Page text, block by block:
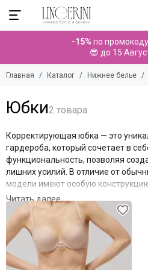
Нижнее белье
Смотреть все товары
Женское нижнее белье
Мужское нижнее белье
Корректирующее белье
Смотреть все товары
Боди
Шорты
Трусы
Грации
Термобелье
-15% по
😎 до 15
Главная Каталог Нижнее белье
Юбки
Корректирующая юбка — это
гардероба, который сочетает в
функциональность, позволяя
лишних усилий. В отличие от
модели имеют особую
эффективно воздействует на
бедра
Благодаря встроенным
специальному крою, такая юбка
уменьшает объемы, но и создает